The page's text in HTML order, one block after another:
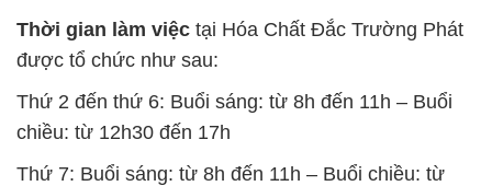
Thời gian làm việc tại Hóa Chất Đắc Trường Phát
được tổ chức như sau:
Thứ 2 đến thứ 6: Buổi sáng: từ 8h đến 11h – Buổi
chiều: từ 12h30 đến 17h
Thứ 7: Buổi sáng: từ 8h đến 11h – Buổi chiều: từ